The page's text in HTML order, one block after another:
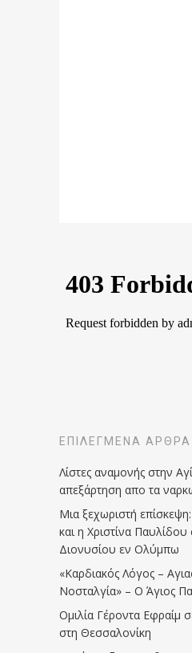
ΕΠΙΛΕΓΜΈΝΑ ΆΡΘΡΑ
Λίστες αναμονής στην
απεξάρτηση απο τα
Μια ξεχωριστή
και η Χριστίνα
Διονυσίου εν Ολύμπω
«Καρδιακός Λόγος –
Νοσταλγία» – Ο Άγιος
Ομιλία Γέροντα Εφραίμ
στη Θεσσαλονίκη